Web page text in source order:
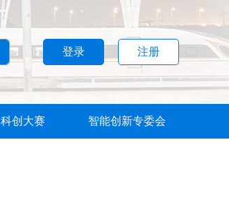
登录 注册
科创大赛 智能创新专委会